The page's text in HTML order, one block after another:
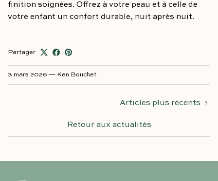
finition soignées. Offrez à votre peau et à celle de
votre enfant un confort durable, nuit après nuit.
Partager
3 mars 2026 — Ken Bouchet
Retour aux actualités
Articles plus récents